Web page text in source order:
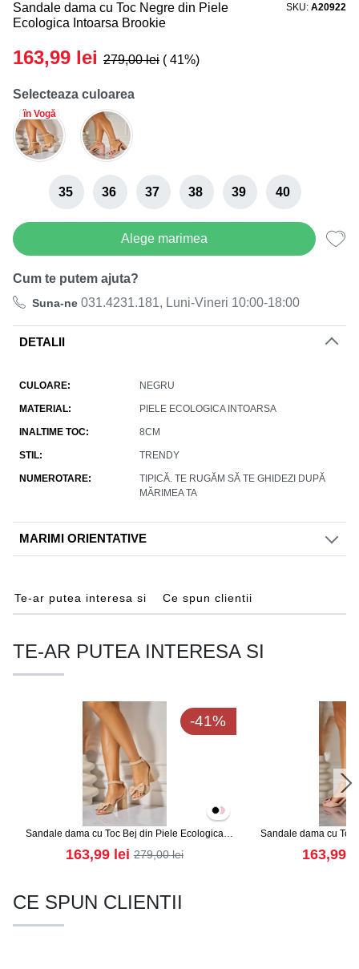
Black Friday de Vara! 27.07-05.08
Reducerea finală la toate produsele!
Sandale dama cu Toc Negre din Piele
Ecologica Intoarsa Brookie
SKU A20922
163,99 lei 279,00lei ( 41%)
Selecteaza culoarea
în Vogă
35 36 37 38 39 40
Alege marimea
Cum te putem ajuta?
Suna-ne 031.4231.181, Luni-Vineri 10:00-18:00
DETALII
CULOARE NEGRU
MATERIAL PIELE ECOLOGICA INTOARSA
INALTIME TOC 8CM
STIL TRENDY
NUMEROTARE
TIPICĂ. TE RUGĂM SĂ TE GHIDEZI DUPĂ
MĂRIMEA TA
MARIMI ORIENTATIVE
Te-ar putea interesa si Ce spun clientii
TE-AR PUTEA INTERESA SI
-41%
Sandale dama cu Toc Bej din Piele Ecologica
Intoarsa Brookie
163,99 lei 279,00lei
Sandale dama cu
163,99
CE SPUN CLIENTII